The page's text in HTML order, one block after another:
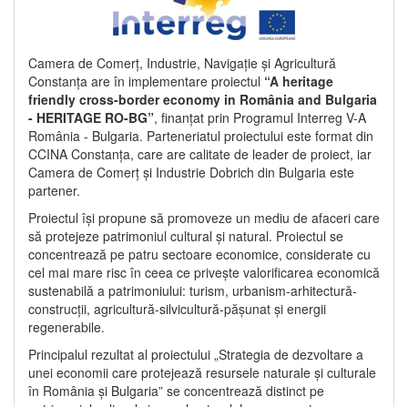
Camera de Comerț, Industrie, Navigație și Agricultură
Constanța are în implementare proiectul “A heritage
friendly cross-border economy in România and Bulgaria
- HERITAGE RO-BG”, finanțat prin Programul Interreg V-A
România - Bulgaria. Parteneriatul proiectului este format din
CCINA Constanța, care are calitate de leader de proiect, iar
Camera de Comerț și Industrie Dobrich din Bulgaria este
partener.
Proiectul își propune să promoveze un mediu de afaceri care
să protejeze patrimoniul cultural și natural. Proiectul se
concentrează pe patru sectoare economice, considerate cu
cel mai mare risc în ceea ce privește valorificarea economică
sustenabilă a patrimoniului: turism, urbanism-arhitectură-
construcții, agricultură-silvicultură-pășunat și energii
regenerabile.
Principalul rezultat al proiectului „Strategia de dezvoltare a
unei economii care protejează resursele naturale și culturale
în România și Bulgaria” se concentrează distinct pe